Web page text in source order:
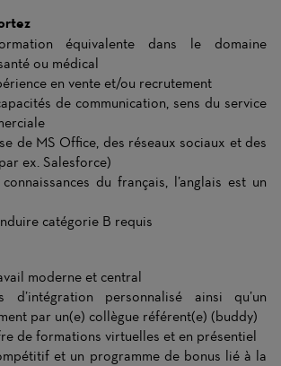
équivalente dans le domaine
ou médical
en vente et/ou recrutement
de communication, sens du service
de MS Office, des réseaux sociaux et des
ex. Salesforce)
du français, l’anglais est un
catégorie B requis
moderne et central
d’intégration personnalisé ainsi qu’un
par un(e) collègue référent(e) (buddy)
de formations virtuelles et en présentiel
et un programme de bonus lié à la